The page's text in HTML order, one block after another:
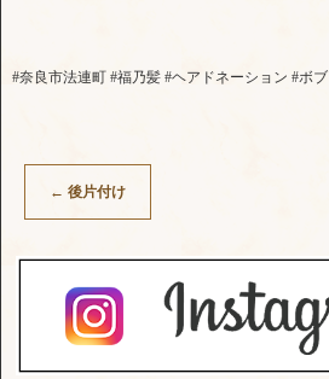
#奈良市法連町 #福乃髪 #ヘアドネーション #ボブ
← 後片付け